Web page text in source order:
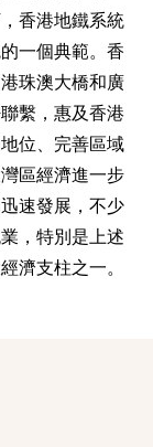
香港地鐵系統
一個典範。香
珠澳大橋和廣
繫，惠及香港
位、完善區域
區經濟進一步
速發展，不少
，特別是上述
濟支柱之一。